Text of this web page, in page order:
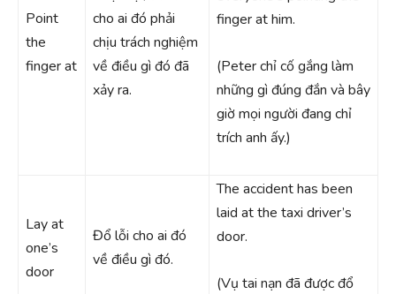
Point
the
finger at
cho ai đó phải
chịu trách nghiệm
về điều gì đó đã
xảy ra.
finger at him.
(Peter chỉ cố gắng làm
những gì đúng đắn và bây
giờ mọi người đang chỉ
trích anh ấy.)
Lay at
one’s
door
Đổ lỗi cho ai đó
về điều gì đó.
The accident has been
laid at the taxi driver’s
door.
(Vụ tai nạn đã được đổ